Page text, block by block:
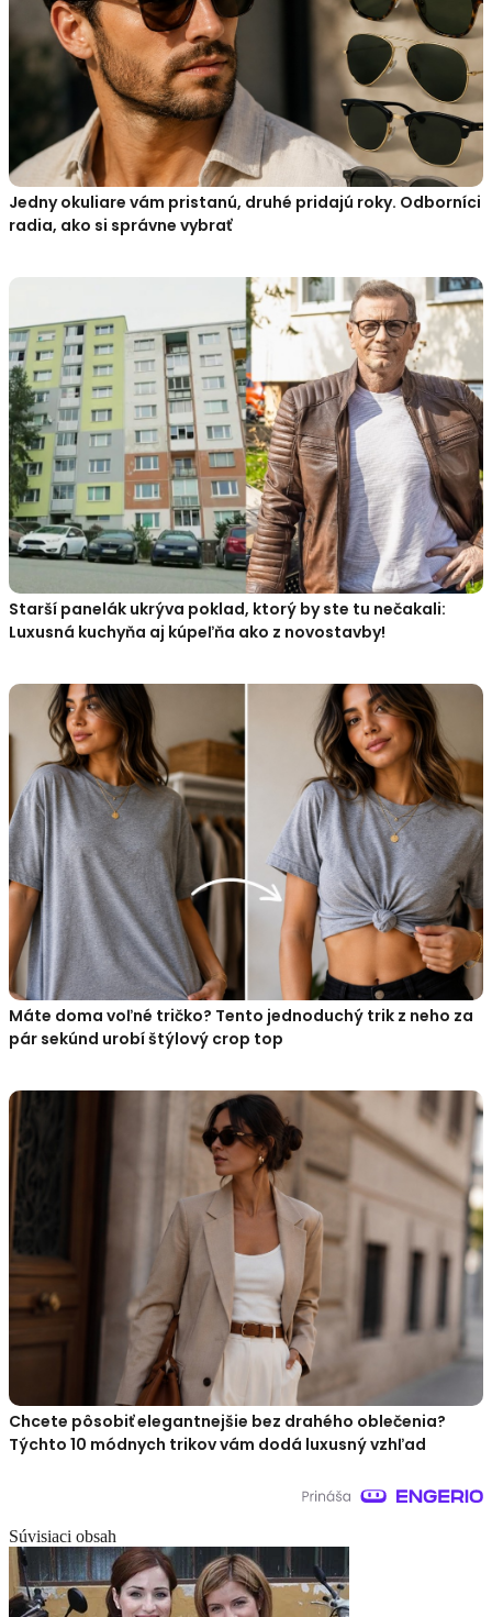
Jedny okuliare vám pristanú, druhé pridajú roky. Odborníci
radia, ako si správne vybrať
Starší panelák ukrýva poklad, ktorý by ste tu nečakali:
Luxusná kuchyňa aj kúpeľňa ako z novostavby!
Máte doma voľné tričko? Tento jednoduchý trik z neho za
pár sekúnd urobí štýlový crop top
Chcete pôsobiť elegantnejšie bez drahého oblečenia?
Týchto 10 módnych trikov vám dodá luxusný vzhľad
Súvisiaci obsah